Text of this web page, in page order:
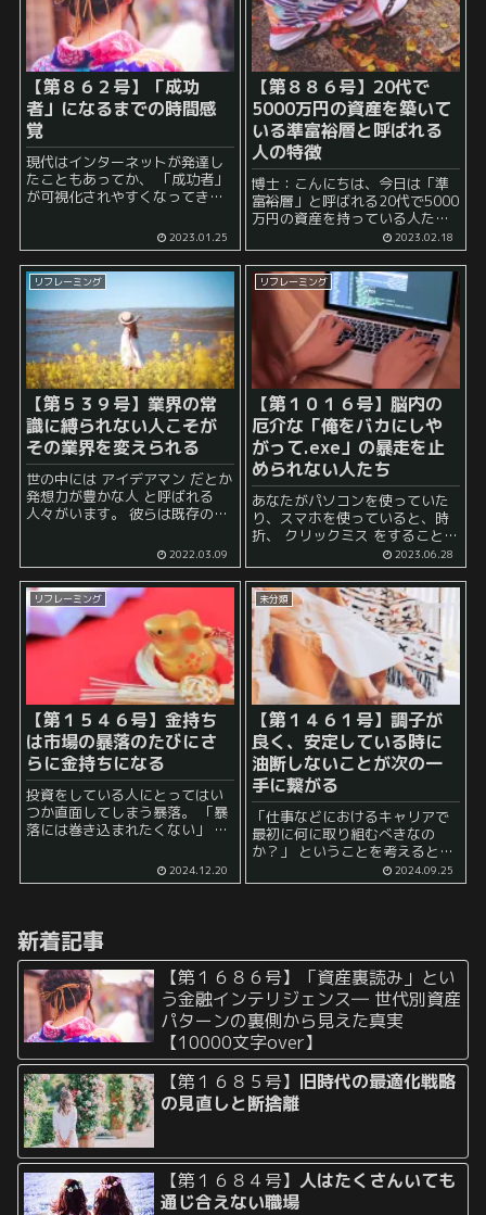
【第８６２号】「成功
者」になるまでの時間感
覚
現代はインターネットが発達し
たこともあってか、 「成功者」
が可視化されやすくなってきて
がナンバーワン！」 といった世
界観で生きていた人も、 ...
2023.01.25
【第８８６号】20代で
5000万円の資産を築いて
いる準富裕層と呼ばれる
人の特徴
博士：こんにちは、今日は「準
富裕層」と呼ばれる20代で5000
万円の資産を持っている人たち
についてお話しましょう。 弟
子：はい、よろしくお願いしま
す。そもそも、そんなに若くし
て5000万円の資産を持つ人って
どれくらいいるんですか？ ...
2023.02.18
リフレーミング
【第５３９号】業界の常
識に縛られない人こそが
その業界を変えられる
世の中には アイデアマン だとか
発想力が豊かな人 と呼ばれる
人々がいます。 彼らは既存の枠
デアを次々に思いつくことがで
きるため、場合によっては世の
中を変えるだけの力を持つ場合
があ...
2022.03.09
リフレーミング
【第１０１６号】脳内の
厄介な「俺をバカにしや
がって.exe」の暴走を止
められない人たち
あなたがパソコンを使っていた
り、スマホを使っていると、時
折、 クリックミス をすることは
たくもない広告をクリックして
しまって勝手に新しいページが
開かれてしまってめんどくさい
と感じたこ...
2023.06.28
リフレーミング
【第１５４６号】金持ち
は市場の暴落のたびにさ
らに金持ちになる
投資をしている人にとってはい
つか直面してしまう暴落。 「暴
落には巻き込まれたくない」 と
場の暴落は、多くの一般投資家
2024.12.20
未分類
【第１４６１号】調子が
良く、安定している時に
油断しないことが次の一
手に繋がる
「仕事などにおけるキャリアで
最初に何に取り組むべきなの
か？」 ということを考えると、
高難易度で、かつ、 「この分野
ならばいける」 「この分野なら
2024.09.25
新着記事
【第１６８６号】「資産裏読み」とい
う金融インテリジェンス― 世代別資産
パターンの裏側から見えた真実
【10000文字over】
【第１６８５号】 旧時代の最適化戦略
の見直しと断捨離
【第１６８４号】人はたくさんいても
通じ合えない職場